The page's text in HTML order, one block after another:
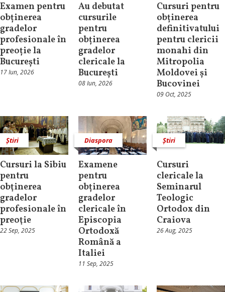
Examen pentru
obținerea
gradelor
profesionale în
preoție la
București
17 Iun, 2026
Au debutat
cursurile
pentru
obținerea
gradelor
clericale la
București
08 Iun, 2026
Cursuri pentru
obținerea
definitivatului
pentru clericii
monahi din
Mitropolia
Moldovei și
Bucovinei
09 Oct, 2025
Știri
Cursuri la Sibiu
pentru
obţinerea
gradelor
profesionale în
preoţie
22 Sep, 2025
Diaspora
Examene
pentru
obținerea
gradelor
clericale în
Episcopia
Ortodoxă
Română a
Italiei
11 Sep, 2025
Știri
Cursuri
clericale la
Seminarul
Teologic
Ortodox din
Craiova
26 Aug, 2025